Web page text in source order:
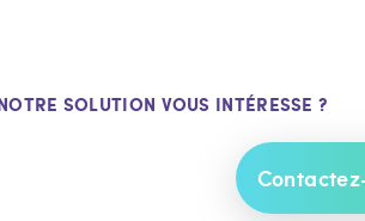
NOTRE SOLUTION VOUS INTÉRESSE ?